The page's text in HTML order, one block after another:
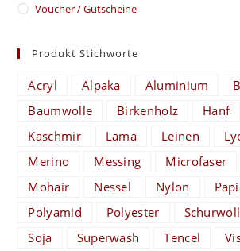
Voucher / Gutscheine
Produkt Stichworte
Acryl Alpaka Aluminium
Baumwolle
Birkenholz Hanf
Kaschmir
Lama Leinen
Merino
Messing Microfaser
Mohair
Nessel Nylon
Polyamid
Polyester
Soja
Superwash Tencel